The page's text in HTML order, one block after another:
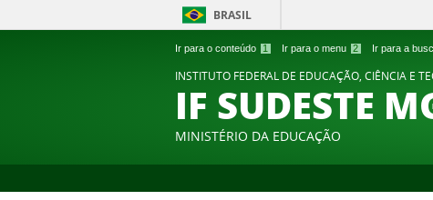
Ir para o conteúdo 1 Ir para o menu 2 Ir para a
BRASIL
INSTITUTO FEDERAL DE EDUCAÇÃO, CIÊNCIA E
IF SUDESTE
MINISTÉRIO DA EDUCAÇÃO